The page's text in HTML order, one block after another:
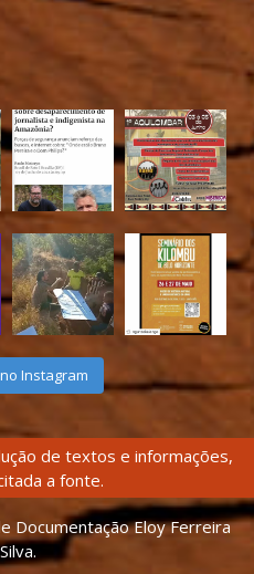
Instagram
de textos e informações,
a fonte.
Documentação Eloy Ferreira